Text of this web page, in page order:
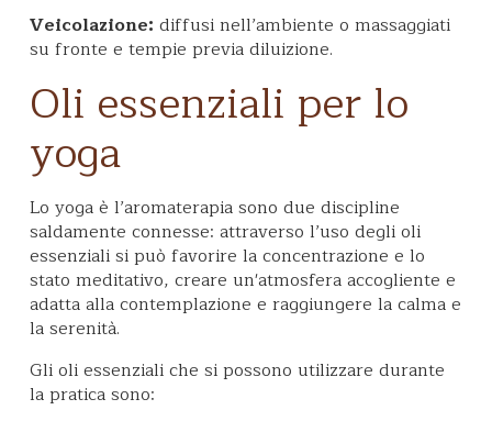
Veicolazione: diffusi nell’ambiente o massaggiati
su fronte e tempie previa diluizione.
Oli essenziali per lo
yoga
Lo yoga è l’aromaterapia sono due discipline
saldamente connesse: attraverso l’uso degli oli
essenziali si può favorire la concentrazione e lo
stato meditativo, creare un'atmosfera accogliente e
adatta alla contemplazione e raggiungere la calma e
la serenità.
Gli oli essenziali che si possono utilizzare durante
la pratica sono: